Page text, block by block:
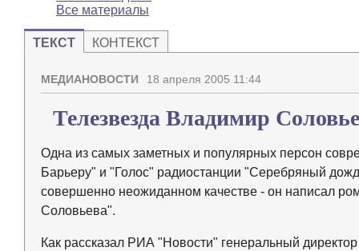
Все материалы
ТЕКСТ КОНТЕКСТ
МЕДИАНОВОСТИ 18 апреля 2005 11:44
Телезвезда Владимир
Одна из самых заметных и популярных персон
Барьеру" и "Голос" радиостанции "Серебряный
совершенно неожиданном качестве - он написал
Соловьева".
Как рассказал РИА "Новости" генеральный